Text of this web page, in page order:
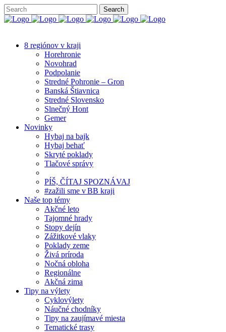
8 regiónov v kraji
Horehronie
Novohrad
Podpolanie
Stredné Pohronie – Gron
Banská Štiavnica
Stredné Slovensko
Slnečný Hont
Gemer
Novinky
Hybaj na bajk
Hybaj behať
Skryté poklady
Tlačové správy
PÍŠ, ČÍTAJ SPOZNÁVAJ
#zažili sme v BB kraji
Naše top témy
Akčné leto
Tajomné hrady
Stopy dejín
Zážitkové vlaky
Poklady zeme
Živá príroda
Nočná obloha
Regionálne
Akčná zima
Tipy na výlety
Cyklovýlety
Náučné chodníky
Tipy na zaujímavé miesta
Tematické trasy